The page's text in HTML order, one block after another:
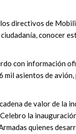
directivos de
conocer
con información
mil asientos de
de valor de la
la
quienes